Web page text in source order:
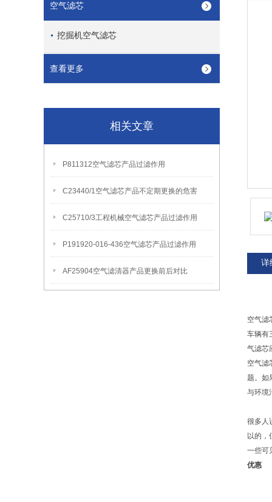
空气滤芯
挖掘机空气滤芯
查看更多
相关文章
P811312空气滤芯产品过滤作用
C23440/1空气滤芯产品不定期更换的危害
C25710/3工程机械空气滤芯产品过滤作用
P191920-016-436空气滤芯产品过滤作用
AF25904空气滤清器产品更换前后对比
详
空气滤
车辆有
气滤芯
空气滤
题。如
与环境
很多人
以的，
一些可
优惠